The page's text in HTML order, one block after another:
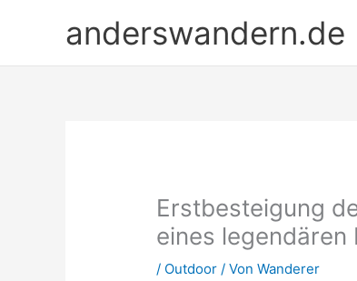
anderswandern.de
Erstbesteigung
eines
/ Outdoor / VonWanderer